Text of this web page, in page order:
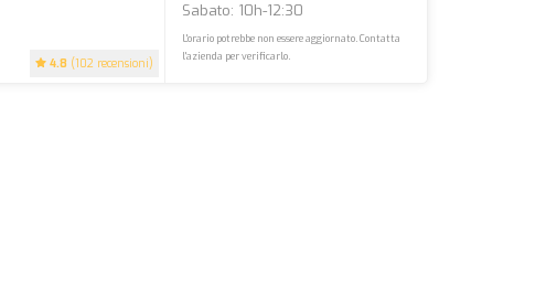
4.8 (102 recensioni)
Sabato: 10h-12:30
L'orario potrebbe non essere aggiornato. Contatta
l'azienda per verificarlo.